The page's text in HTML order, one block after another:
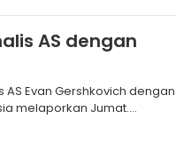
AS dengan
Evan Gershkovich dengan
melaporkan Jumat.
Journal Evan Gershkovich
Uni Soviet.